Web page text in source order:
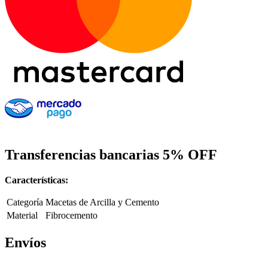
Transferencias bancarias 5% OFF
Características:
Categoría Macetas de Arcilla y Cemento
Material
Fibrocemento
Envíos